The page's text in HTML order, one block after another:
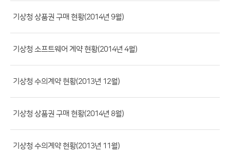
첨
록
일,
조
기상청 상품권 구매 현황(2014년 9월)
기상청 소프트웨어 계약 현황(2014년 4월)
기상청 수의계약 현황(2013년 12월)
기상청 상품권 구매 현황(2014년 8월)
기상청 수의계약 현황(2013년 11월)